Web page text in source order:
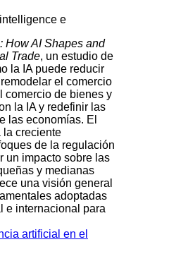
How AI Shapes and
Trade, un estudio de
la IA puede reducir
el comercio
comercio de bienes y
la IA y redefinir las
las economías. El
la creciente
de la regulación
un impacto sobre las
y medianas
una visión general
adoptadas
e internacional para
artificial en el